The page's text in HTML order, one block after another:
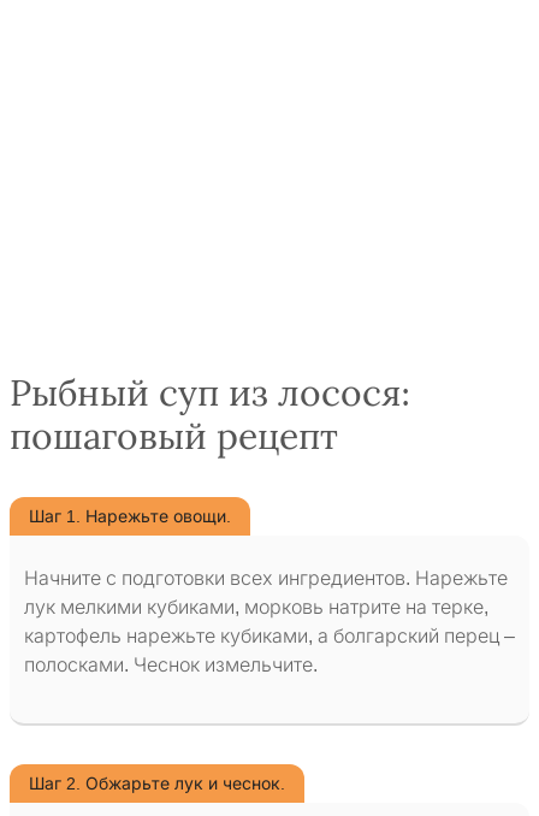
Рыбный суп из лосося:
пошаговый рецепт
Шаг 1. Нарежьте овощи.
Начните с подготовки всех ингредиентов. Нарежьте
лук мелкими кубиками, морковь натрите на терке,
картофель нарежьте кубиками, а болгарский перец –
полосками. Чеснок измельчите.
Шаг 2. Обжарьте лук и чеснок.